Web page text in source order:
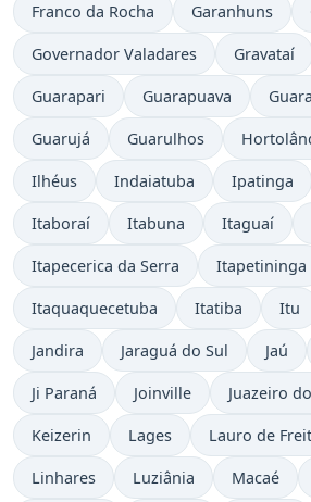
Franco da Rocha Garanhuns
Governador Valadares Gravataí
Guarapari Guarapuava
Guarujá Guarulhos
Ilhéus Indaiatuba Ipatinga
Itaboraí Itabuna Itaguaí
Itapecerica da Serra Itapetininga
Itaquaquecetuba Itatiba Itu
Jandira Jaraguá do Sul Jaú
Ji Paraná Joinville Juazeiro
Keizerin Lages Lauro de
Linhares Luziânia Macaé